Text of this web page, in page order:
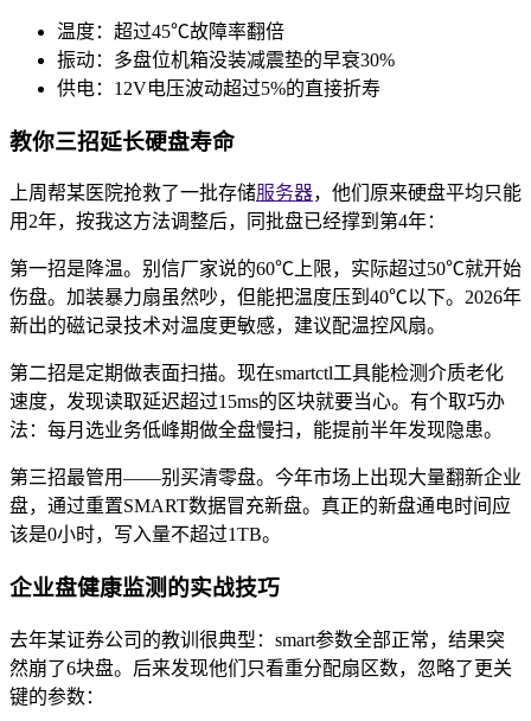
温度：超过45℃故障率翻倍
振动：多盘位机箱没装减震垫的早衰30%
供电：12V电压波动超过5%的直接折寿
教你三招延长硬盘寿命
上周帮某医院抢救了一批存储服务器，他们原来硬盘平均只能
用2年，按我这方法调整后，同批盘已经撑到第4年：
第一招是降温。别信厂家说的60℃上限，实际超过50℃就开始
伤盘。加装暴力扇虽然吵，但能把温度压到40℃以下。2026年
新出的磁记录技术对温度更敏感，建议配温控风扇。
第二招是定期做表面扫描。现在smartctl工具能检测介质老化
速度，发现读取延迟超过15ms的区块就要当心。有个取巧办
法：每月选业务低峰期做全盘慢扫，能提前半年发现隐患。
第三招最管用——别买清零盘。今年市场上出现大量翻新企业
盘，通过重置SMART数据冒充新盘。真正的新盘通电时间应
该是0小时，写入量不超过1TB。
企业盘健康监测的实战技巧
去年某证券公司的教训很典型：smart参数全部正常，结果突
然崩了6块盘。后来发现他们只看重分配扇区数，忽略了更关
键的参数：